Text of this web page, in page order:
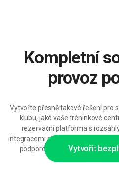
Vytvořit
Kompletní software pro
provoz
Vytvořte přesně takové řešení pro
klubu, jaké vaše tréninkové
rezervační platforma s
integracemi přístupových systémů
podporovat rostoucí